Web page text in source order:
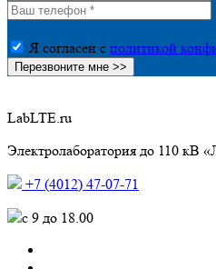
Я согласен с политикой
LabLTE.ru
Электролаборатория до 110 кВ
+7 (4012) 47-07-71
c 9 до 18.00